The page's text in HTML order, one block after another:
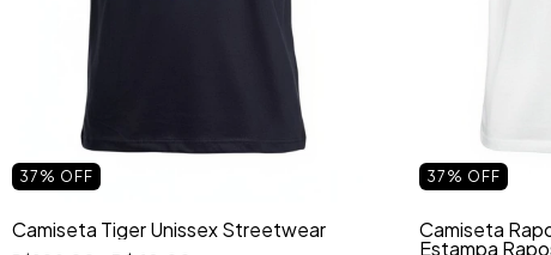
37 % OFF
Camiseta Tiger Unissex Streetwear
37 % OFF
Camiseta
Estampa